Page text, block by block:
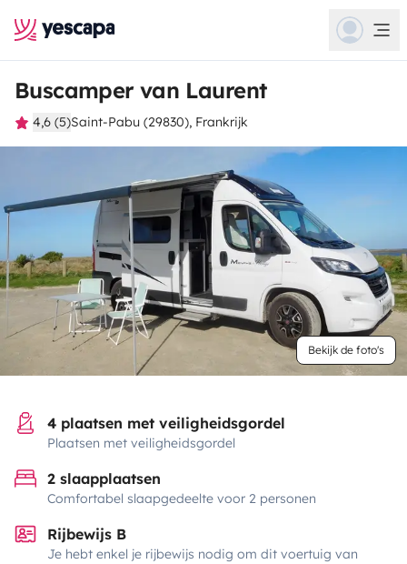
Buscamper van Laurent
4,6 (5)Saint-Pabu (29830), Frankrijk
Bekijk de foto's
4 plaatsen met veiligheidsgordel
Plaatsen met veiligheidsgordel
2 slaapplaatsen
Comfortabel slaapgedeelte voor 2 personen
Rijbewijs B
Je hebt enkel je rijbewijs nodig om dit voertuig van